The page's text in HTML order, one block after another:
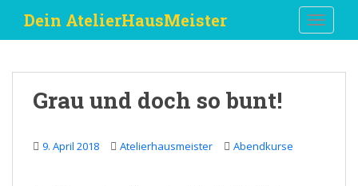
i
Dein AtelierHausMeister
Grau und doch so bunt!
9. April 2018 Atelierhausmeister Abendkurse